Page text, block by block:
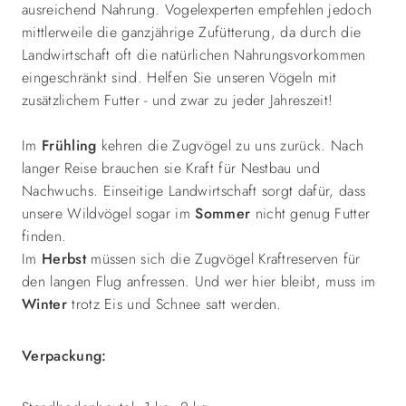
ausreichend Nahrung. Vogelexperten empfehlen jedoch
mittlerweile die ganzjährige Zufütterung, da durch die
Landwirtschaft oft die natürlichen Nahrungsvorkommen
eingeschränkt sind. Helfen Sie unseren Vögeln mit
zusätzlichem Futter - und zwar zu jeder Jahreszeit!
Im Frühling kehren die Zugvögel zu uns zurück. Nach
langer Reise brauchen sie Kraft für Nestbau und
Nachwuchs. Einseitige Landwirtschaft sorgt dafür, dass
unsere Wildvögel sogar imSommer nicht genug Futter
finden.
Im Herbstmüssen sich die Zugvögel Kraftreserven für
den langen Flug anfressen. Und wer hier bleibt, muss im
Wintertrotz Eis und Schnee satt werden.
Verpackung: